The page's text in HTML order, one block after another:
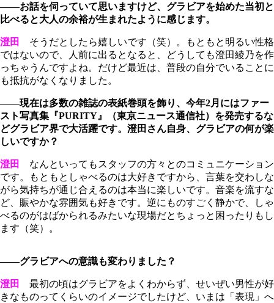
――お話を伺っていて思いますけど、グラビアを始めた当初と
比べると大人の余裕が生まれたように感じます。
澄田
そうだとしたら嬉しいです（笑）。もともと明るい性格
ではないので、人前に出るとなると、どうしても澄田綾乃を作
っちゃうんですよね。だけど最近は、普段の自分でいることに
も抵抗がなくなりました。
――現在は多数の雑誌の表紙巻頭を飾り、今年2月にはファー
スト写真集『PURITY』（東京ニュース通信社）を発売するな
どグラビア界で大活躍です。澄田さん自身、グラビアの何が楽
しいですか？
澄田
なんといってもスタッフの方々とのコミュニケーション
です。もともとしゃべるのは大好きですから、言葉を交わしな
がら気持ちが通じ合えるのは本当に楽しいです。音楽を流すな
ど、賑やかな雰囲気も好きです。逆にものすごく静かで、しゃ
べるのがはばかられるみたいな現場だとちょっと困ったりもし
ます（笑）。
――グラビアへの意識も変わりました？
澄田
最初の頃はグラビアをよくわからず、せいぜい男性が好
きなものってくらいのイメージでしたけど、いまは「表現」へ